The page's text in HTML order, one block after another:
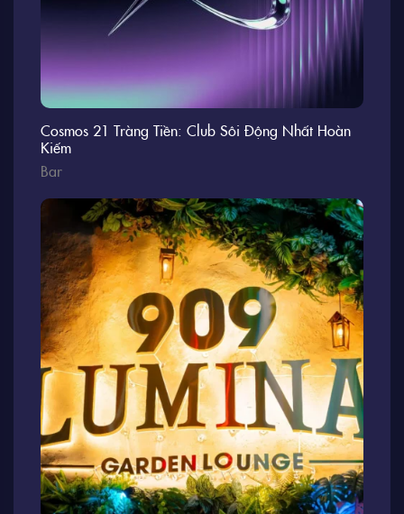
Cosmos 21 Tràng Tiền: Club Sôi Động Nhất Hoàn
Kiếm
Bar